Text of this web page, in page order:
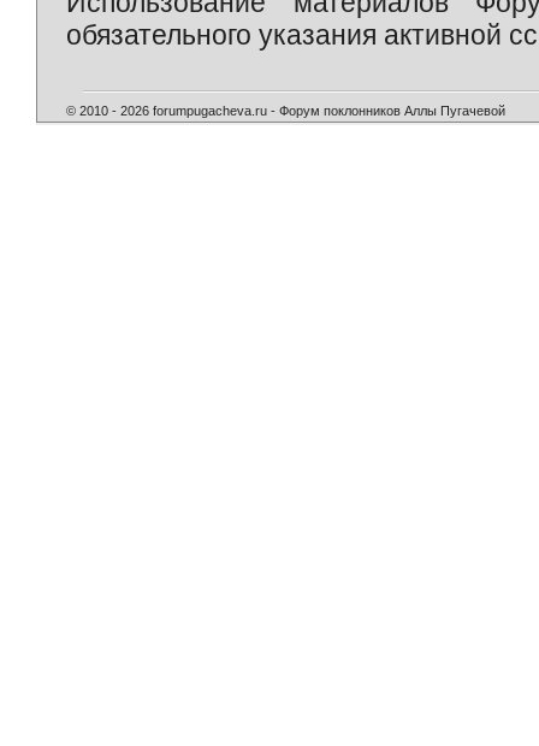
обязательного указания активной
© 2010 - 2026 forumpugacheva.ru - Форум поклонников Аллы Пугачевой